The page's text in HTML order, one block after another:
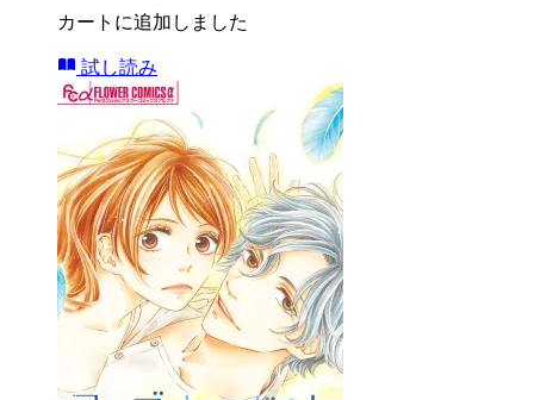
カートに追加しました
試し読み